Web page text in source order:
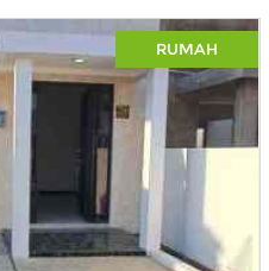
RUMAH